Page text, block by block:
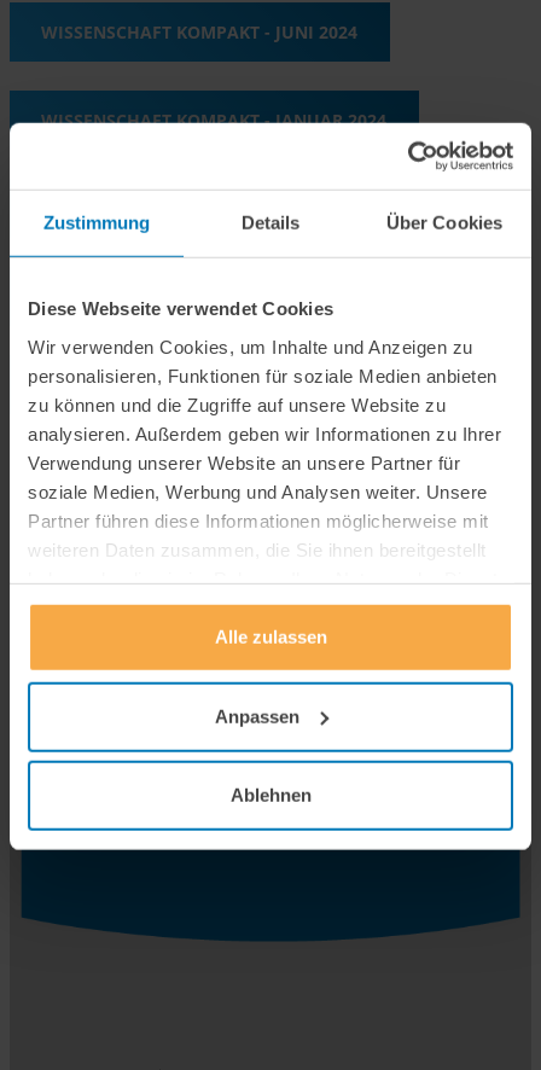
Zustimmung Details Über Cookies
Diese Webseite verwendet Cookies
Wir verwenden Cookies, um Inhalte und Anzeigen zu
personalisieren, Funktionen für soziale Medien anbieten
zu können und die Zugriffe auf unsere Website zu
analysieren. Außerdem geben wir Informationen zu Ihrer
Verwendung unserer Website an unsere Partner für
soziale Medien, Werbung und Analysen weiter. Unsere
Partner führen diese Informationen möglicherweise mit
weiteren Daten zusammen, die Sie ihnen bereitgestellt
gesammelt haben.
Alle zulassen
Anpassen
Ablehnen
WISSENSCHAFT KOMPAKT - JUNI 2024
WISSENSCHAFT KOMPAKT - JANUAR 2024
WISSENSCHAFT KOMPAKT - SEPTEMBER 2023
WISSENSCHAFT KOMPAKT - NOVEMBER 2022